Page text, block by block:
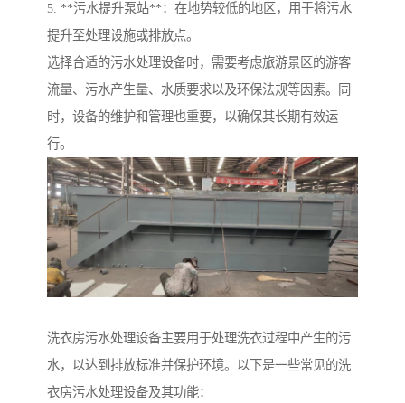
5. **污水提升泵站**：在地势较低的地区，用于将污水
提升至处理设施或排放点。
选择合适的污水处理设备时，需要考虑旅游景区的游客
流量、污水产生量、水质要求以及环保法规等因素。同
时，设备的维护和管理也重要，以确保其长期有效运
行。
洗衣房污水处理设备主要用于处理洗衣过程中产生的污
水，以达到排放标准并保护环境。以下是一些常见的洗
衣房污水处理设备及其功能：